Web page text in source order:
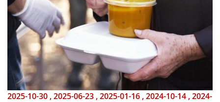
2025-10-30 ,2025-06-23 ,2025-01-16 ,2024-10-14 ,2024-